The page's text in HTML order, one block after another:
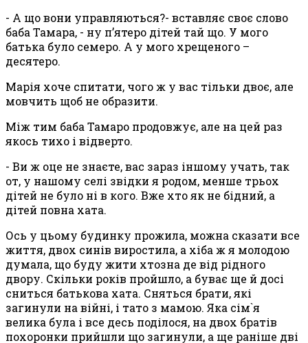
- А що вони управляються?- вставляє своє слово
баба Тамара, - ну п’ятеро дітей тай що. У мого
батька було семеро. А у мого хрещеного –
десятеро.
Марія хоче спитати, чого ж у вас тільки двоє, але
мовчить щоб не образити.
Між тим баба Тамаро продовжує, але на цей раз
якось тихо і відверто.
- Ви ж оце не знаєте, вас зараз іншому учать, так
от, у нашому селі звідки я родом, менше трьох
дітей не було ні в кого. Вже хто як не бідний, а
дітей повна хата.
Ось у цьому будинку прожила, можна сказати все
життя, двох синів виростила, а хіба ж я молодою
думала, що буду жити хтозна де від рідного
двору. Скільки років пройшло, а буває ще й досі
сниться батькова хата. Сняться брати, які
загинули на війні, і тато з мамою. Яка сім`я
велика була і все десь поділося, на двох братів
похоронки прийшли що загинули, а ще раніше дві